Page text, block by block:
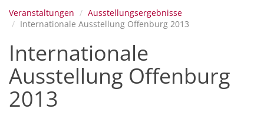
Veranstaltungen
Ausstellungsergebnisse
Internationale Ausstellung Offenburg 2013
Internationale
Ausstellung Offenburg
2013